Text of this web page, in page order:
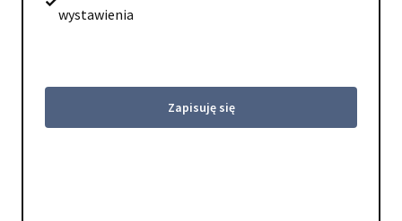
wystawienia
Zapisuję się